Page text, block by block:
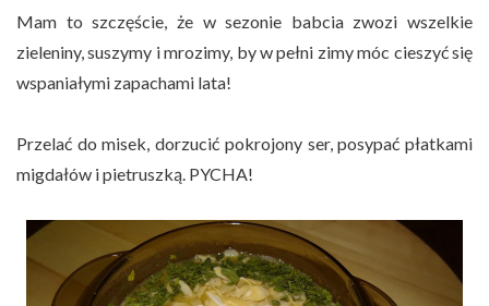
Mam to szczęście, że w sezonie babcia zwozi wszelkie
zieleniny, suszymy i mrozimy, by w pełni zimy móc cieszyć się
wspaniałymi zapachami lata!
Przelać do misek, dorzucić pokrojony ser, posypać płatkami
migdałów i pietruszką. PYCHA!